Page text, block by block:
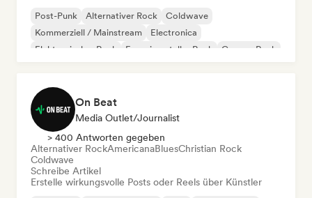
Post-Punk Alternativer Rock
Coldwave
Kommerziell / Mainstream
Electronica
Elektronischer Rock
Experimenteller Rock Garage-Rock
On Beat
Media Outlet/Journalist
> 400 Antworten gegeben
Alternativer RockAmericanaBluesChristian Rock
Coldwave
Schreibe Artikel
Erstelle wirkungsvolle Posts oder Reels über Künstler